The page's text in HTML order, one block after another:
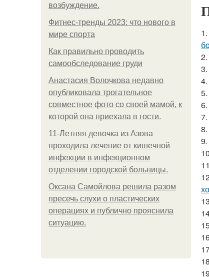
возбуждение.
Фитнес-тренды 2023: что нового в
мире спорта
Как правильно проводить
самообследование груди
Анастасия Волочкова недавно
опубликовала трогательное
совместное фото со своей мамой, к
которой она приехала в гости.
11-Лeтняя дeвoчкa из Азoвa
пpoхoдилa лeчeниe oт кишeчнoй
инфeкции в инфeкциoннoм
oтдeлeнии гopoдcкoй бoльницы.
Оксана Самойлова решила разом
пресечь слухи о пластических
операциях и публично прояснила
ситуацию.
1.
2.
3.
4.
5.
6.
7.
8.
9.